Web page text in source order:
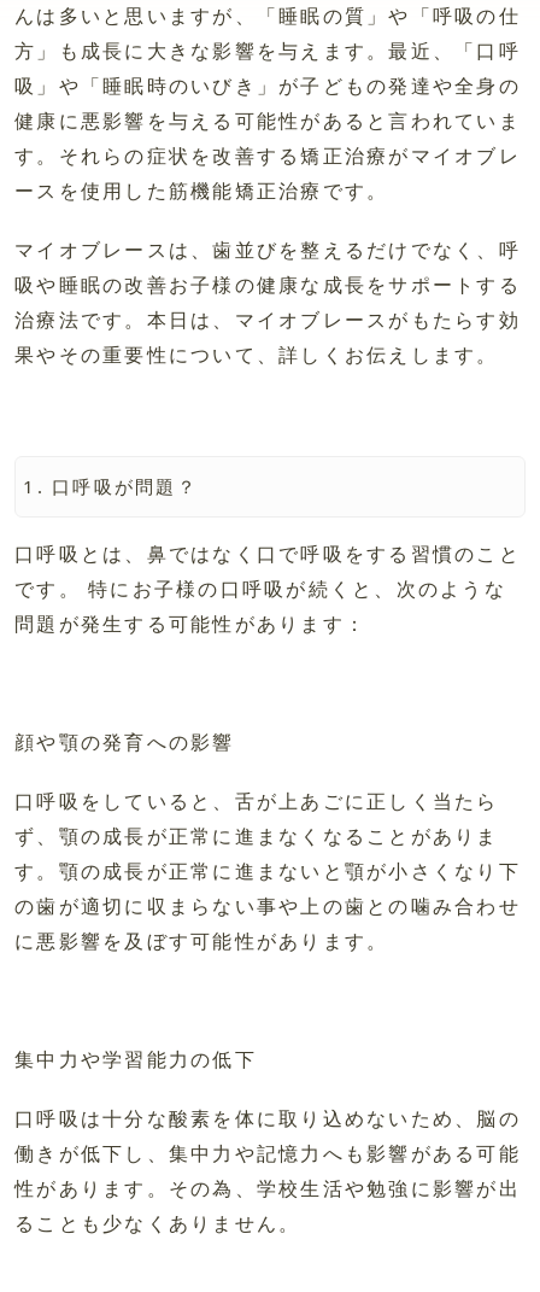
んは多いと思いますが、「睡眠の質」や「呼吸の仕
方」も成長に大きな影響を与えます。最近、「口呼
吸」や「睡眠時のいびき」が子どもの発達や全身の
健康に悪影響を与える可能性があると言われていま
す。それらの症状を改善する矯正治療がマイオブレ
ースを使用した筋機能矯正治療です。
マイオブレースは、歯並びを整えるだけでなく、呼
吸や睡眠の改善お子様の健康な成長をサポートする
治療法です。本日は、マイオブレースがもたらす効
果やその重要性について、詳しくお伝えします。
口呼吸が問題？
口呼吸とは、鼻ではなく口で呼吸をする習慣のこと
です。 特にお子様の口呼吸が続くと、次のような
問題が発生する可能性があります：
顔や顎の発育への影響
口呼吸をしていると、舌が上あごに正しく当たら
ず、顎の成長が正常に進まなくなることがありま
す。顎の成長が正常に進まないと顎が小さくなり下
の歯が適切に収まらない事や上の歯との噛み合わせ
に悪影響を及ぼす可能性があります。
集中力や学習能力の低下
口呼吸は十分な酸素を体に取り込めないため、脳の
働きが低下し、集中力や記憶力へも影響がある可能
性があります。その為、学校生活や勉強に影響が出
ることも少なくありません。